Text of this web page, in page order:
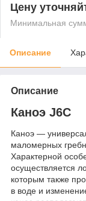
Цену
Минимальная
Описание
Описание
Каноэ J6C
Каноэ —
маломерных
Характерной
осуществляется
которым также
в воде и